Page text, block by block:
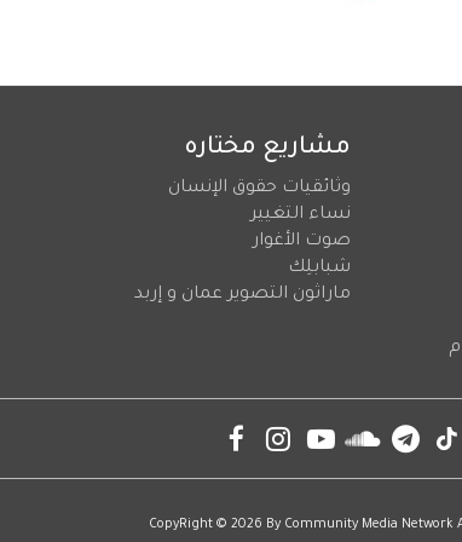
مشاريع مختاره
وثائقيات حقوق الإنسان
نساء التغيير
صوت الأغوار
شبابلِك
ماراثون التصوير عمان و إربد
CopyRight © 2026 By Community Media Network